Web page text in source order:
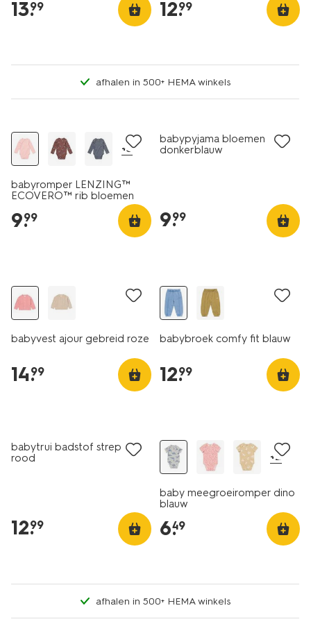
13.
99 12.
99
afhalen in 500+ HEMA winkels
+3
babyromper LENZING™
ECOVERO™ rib bloemen
9.
99
babypyjama bloemen
donkerblauw
9.
99
babyvest ajour gebreid roze
14.
99
babybroek comfy fit blauw
12.
99
babytrui badstof strepen
rood
12.
99
+2
baby meegroeiromper dino
blauw
6.
49
afhalen in 500+ HEMA winkels